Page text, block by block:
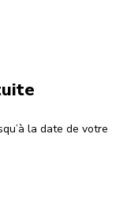
la date de votre